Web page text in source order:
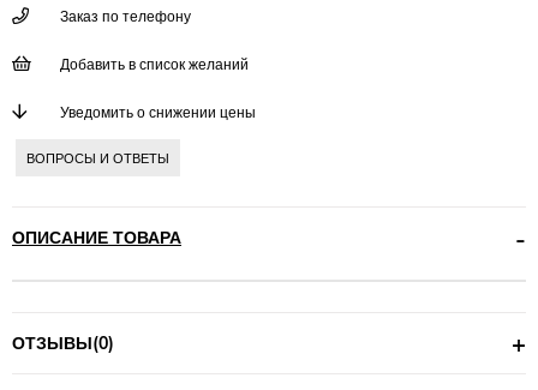
Заказ по телефону
Добавить в список желаний
Уведомить о снижении цены
ВОПРОСЫ И ОТВЕТЫ
ОПИСАНИЕ ТОВАРА
ОТЗЫВЫ(0)